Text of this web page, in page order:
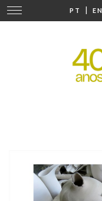
PT | EN
Cambiar
navegación